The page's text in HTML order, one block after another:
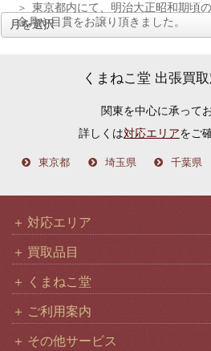
東京都内にて、明治大正昭和期頃
金具や目貫をお譲り頂きました。
くまねこ堂 出張買
関東を中心に承って
詳しくは対応エリアをご
東京都 埼玉県 千葉県
対応エリア
買取品目
くまねこ堂
ご利用案内
その他サービス